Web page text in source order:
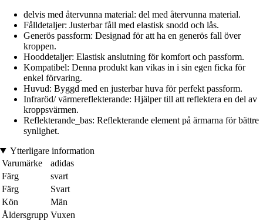
delvis med återvunna material: del med återvunna material.
Fålldetaljer: Justerbar fåll med elastisk snodd och lås.
Generös passform: Designad för att ha en generös fall över
kroppen.
Hooddetaljer: Elastisk anslutning för komfort och passform.
Kompatibel: Denna produkt kan vikas in i sin egen ficka för
enkel förvaring.
Huvud: Byggd med en justerbar huva för perfekt passform.
Infraröd/ värmereflekterande: Hjälper till att reflektera en del av
kroppsvärmen.
Reflekterande_bas: Reflekterande element på ärmarna för bättre
synlighet.
Ytterligare information
Varumärke
adidas
Färg
svart
Färg
Svart
Kön
Män
Åldersgrupp Vuxen